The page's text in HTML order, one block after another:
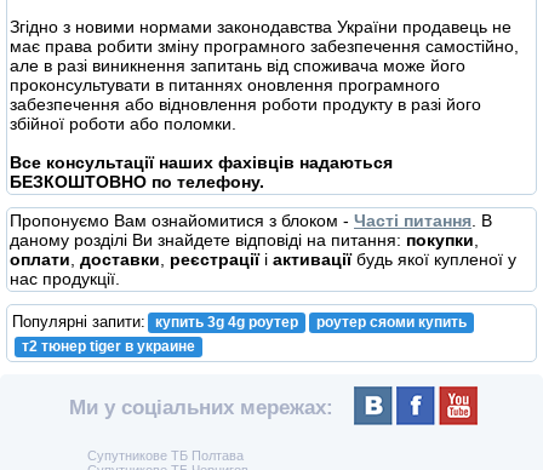
Згідно з новими нормами законодавства України продавець не
має права робити зміну програмного забезпечення самостійно,
але в разі виникнення запитань від споживача може його
проконсультувати в питаннях оновлення програмного
забезпечення або відновлення роботи продукту в разі його
збійної роботи або поломки.
Все консультації наших фахівців надаються
БЕЗКОШТОВНО по телефону.
Пропонуємо Вам ознайомитися з блоком - Часті питання . В
даному розділі Ви знайдете відповіді на питання: покупки
оплати доставки реєстрації і активаціїбудь якої купленої у
нас продукції.
Популярні запити: купить 3g 4g роутер
роутер сяоми купить
т2 тюнер tiger в украине
Ми у соціальних мережах:
Супутникове ТБ Полтава